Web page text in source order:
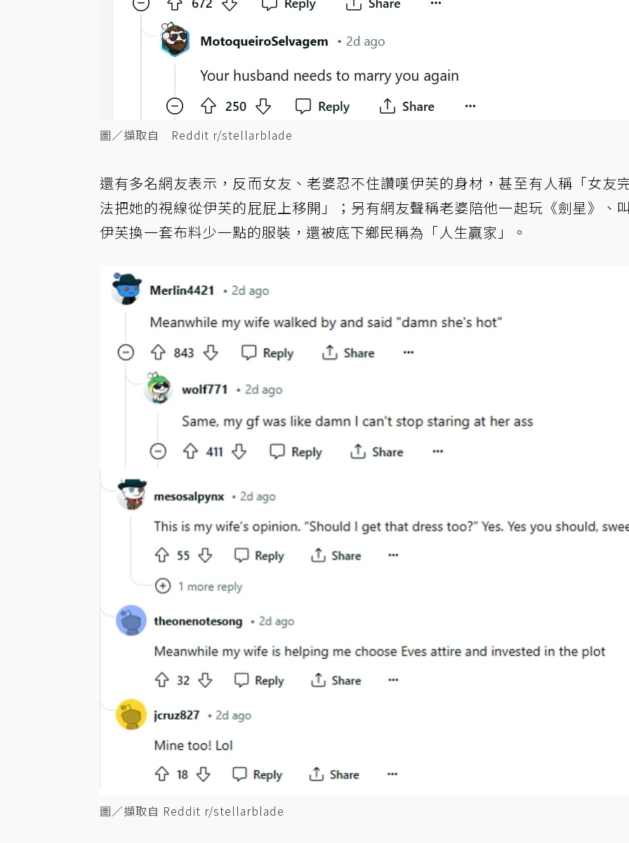
圖／擷取自 Reddit r/stellarblade
還有多名網友表示，反而女友、老婆忍不住讚嘆伊芙的身材，甚至有人稱「女友
法把她的視線從伊芙的屁屁上移開」；另有網友聲稱老婆陪他一起玩《劍星》、
伊芙換一套布料少一點的服裝，還被底下鄉民稱為「人生贏家」。
圖／擷取自 Reddit r/stellarblade